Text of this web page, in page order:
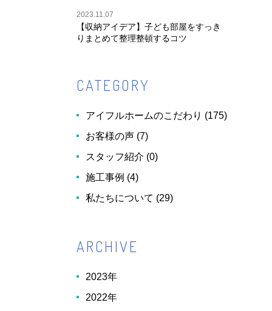
2023.11.07
【収納アイデア】子ども部屋をすっき
りまとめて整理整頓するコツ
CATEGORY
アイフルホームのこだわり (175)
お客様の声 (7)
スタッフ紹介 (0)
施工事例 (4)
私たちについて (29)
ARCHIVE
2023年
2022年